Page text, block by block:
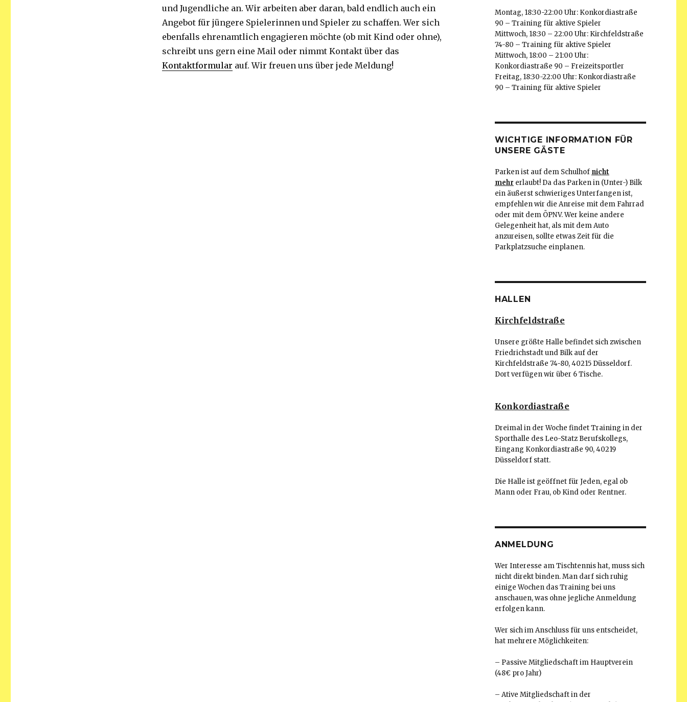
und Jugendliche an. Wir arbeiten aber daran, bald endlich auch ein
Angebot für jüngere Spielerinnen und Spieler zu schaffen. Wer sich
ebenfalls ehrenamtlich engagieren möchte (ob mit Kind oder ohne),
schreibt uns gern eine Mail oder nimmt Kontakt über das
Kontaktformular auf. Wir freuen uns über jede Meldung!
Montag, 18:30-22:00 Uhr: Konkordiastraße
90 – Training für aktive Spieler
Mittwoch, 18:30 – 22:00 Uhr: Kirchfeldstraße
74-80 – Training für aktive Spieler
Mittwoch, 18:00 – 21:00 Uhr:
Konkordiastraße 90 – Freizeitsportler
Freitag, 18:30-22:00 Uhr: Konkordiastraße
90 – Training für aktive Spieler
WICHTIGE INFORMATION FÜR
UNSERE GÄSTE
Parken ist auf dem Schulhof nicht
mehr erlaubt! Da das Parken in (Unter-) Bilk
ein äußerst schwieriges Unterfangen ist,
empfehlen wir die Anreise mit dem Fahrrad
oder mit dem ÖPNV. Wer keine andere
Gelegenheit hat, als mit dem Auto
anzureisen, sollte etwas Zeit für die
Parkplatzsuche einplanen.
HALLEN
Kirchfeldstraße
Unsere größte Halle befindet sich zwischen
Friedrichstadt und Bilk auf der
Kirchfeldstraße 74-80, 40215 Düsseldorf.
Dort verfügen wir über 6 Tische.
Konkordiastraße
Dreimal in der Woche findet Training in der
Sporthalle des Leo-Statz Berufskollegs,
Eingang Konkordiastraße 90, 40219
Düsseldorf statt.
Die Halle ist geöffnet für Jeden, egal ob
Mann oder Frau, ob Kind oder Rentner.
ANMELDUNG
Wer Interesse am Tischtennis hat, muss sich
nicht direkt binden. Man darf sich ruhig
einige Wochen das Training bei uns
anschauen, was ohne jegliche Anmeldung
erfolgen kann.
Wer sich im Anschluss für uns entscheidet,
hat mehrere Möglichkeiten:
– Passive Mitgliedschaft im Hauptverein
(48€ pro Jahr)
– Ative Mitgliedschaft in der